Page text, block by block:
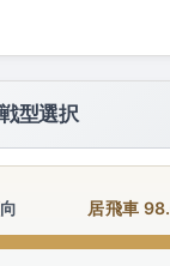
型選択
居飛車